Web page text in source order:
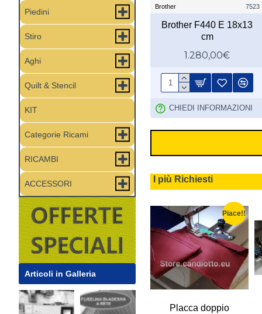
Piedini
Stiro
Aghi
Quilt & Stencil
KIT
Categorie Ricami
RICAMBI
ACCESSORI
Articoli in Galleria
Brother 7523
Brother F440 E 18x13
cm
1.280,00€
CHIEDI INFORMAZIONI
I più Richiesti
Piace!!
ricamo
Piace!!
Copri asse modello
Piace!!
Placca doppio